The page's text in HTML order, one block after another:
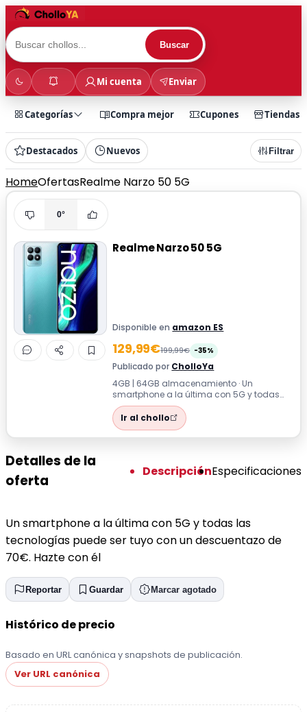
Buscar
Mi cuenta Enviar
Categorías Compra mejor Cupones Tiendas
Destacados Nuevos Filtrar
HomeOfertasRealme Narzo 50 5G
0°
Realme Narzo 50 5G
Disponible en amazon ES
129,99€199,99€ -35%
Publicado por CholloYa
4GB | 64GB almacenamiento · Un
smartphone a la última con 5G y todas
las tecnologías puede ser tuyo con un
descuentaz...
Ir al chollo
Detalles de la
oferta
DescripciónEspecificaciones
Un smartphone a la última con 5G y todas las
tecnologías puede ser tuyo con un descuentazo de
70€. Hazte con él
Reportar Guardar Marcar agotado
Histórico de precio
Basado en URL canónica y snapshots de publicación.
Ver URL canónica